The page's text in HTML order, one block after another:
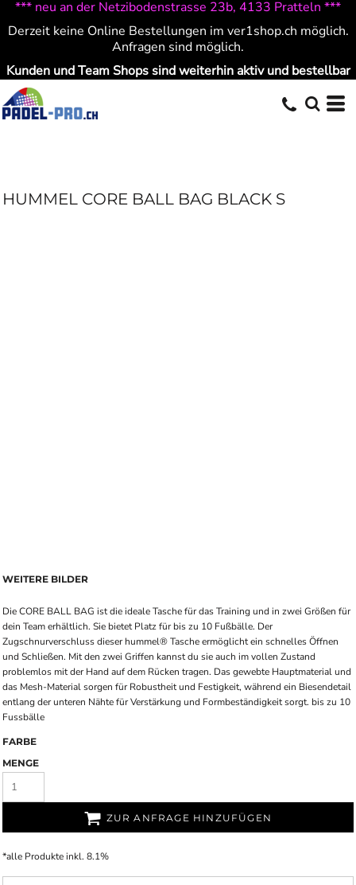
*** neu an der Netzibodenstrasse 23b, 4133 Pratteln ***
Derzeit keine Online Bestellungen im ver1shop.ch möglich.
Anfragen sind möglich.
Kunden und Team Shops sind weiterhin aktiv und bestellbar
HUMMEL CORE BALL BAG BLACK S
WEITERE BILDER
Die CORE BALL BAG ist die ideale Tasche für das Training und in zwei Größen für
dein Team erhältlich. Sie bietet Platz für bis zu 10 Fußbälle. Der
Zugschnurverschluss dieser hummel® Tasche ermöglicht ein schnelles Öffnen
und Schließen. Mit den zwei Griffen kannst du sie auch im vollen Zustand
problemlos mit der Hand auf dem Rücken tragen. Das gewebte Hauptmaterial und
das Mesh-Material sorgen für Robustheit und Festigkeit, während ein Biesendetail
entlang der unteren Nähte für Verstärkung und Formbeständigkeit sorgt. bis zu 10
Fussbälle
FARBE
MENGE
ZUR ANFRAGE HINZUFÜGEN
*alle Produkte inkl. 8.1%